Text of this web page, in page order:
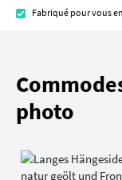
Fabriqué pour vous
photo